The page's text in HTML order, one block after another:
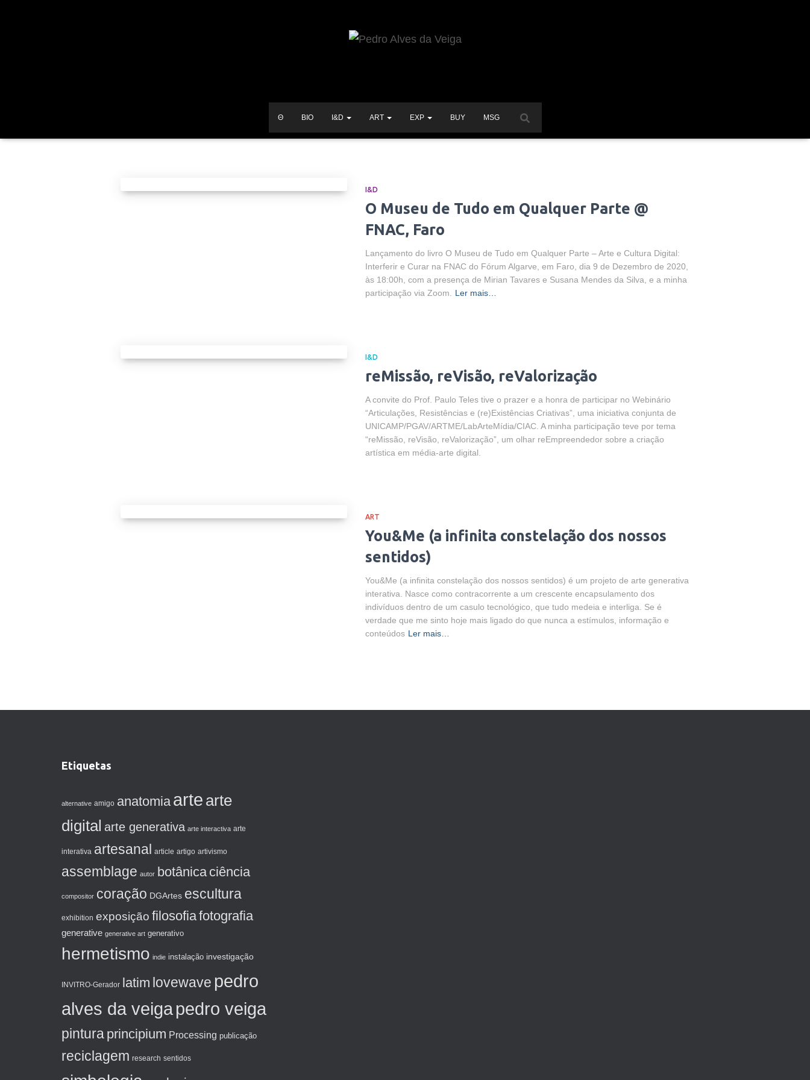
Θ BIO I&D ART EXP BUY MSG
I&D
O Museu de Tudo em Qualquer Parte @
FNAC, Faro
Lançamento do livro O Museu de Tudo em Qualquer Parte – Arte e Cultura Digital:
Inter­ferir e Curar na FNAC do Fórum Algarve, em Faro, dia 9 de Dezembro de 2020,
às 18:00h, com a presença de Mirian Tavares e Susana Mendes da Silva, e a minha
participação via Zoom.
Ler mais…
I&D
reMissão, reVisão, reValorização
A convite do Prof. Paulo Teles tive o prazer e a honra de participar no Webinário
“Articulações, Resistências e (re)Existências Criativas”, uma iniciativa conjunta de
UNICAMP/PGAV/ARTME/LabArteMídia/CIAC. A minha participação teve por tema
“reMissão, reVisão, reValorização”, um olhar reEmpreendedor sobre a criação
artística em média-arte digital.
ART
You&Me (a infinita constelação dos nossos
sentidos)
You&Me (a infinita constelação dos nossos sentidos) é um projeto de arte generativa
interativa. Nasce como contracorrente a um crescente encapsulamento dos
indivíduos dentro de um casulo tecnológico, que tudo medeia e interliga. Se é
verdade que me sinto hoje mais ligado do que nunca a estímulos, informação e
conteúdos Ler mais…
Etiquetas
alternative amigo anatomia arte arte
digital arte generativa arte interactiva arte
interativa artesanal article artigo artivismo
assemblage autor botânica ciência
compositor coração DGArtes escultura
exhibition exposição filosofiafotografia
generative generative art generativo
hermetismo indie instalação investigação
INVITRO-Gerador latim lovewave pedro
alves da veigapedro veiga
pintura principium Processing publicação
reciclagem research sentidos